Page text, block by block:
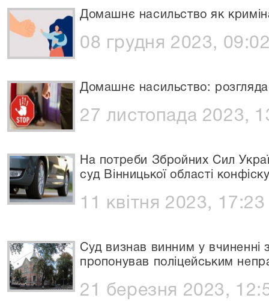
Домашнє насильство як
08 грудня 2023,
Домашнє насильство:
27 листопада 2023,
На потреби Збройних Сил
суд Вінницької області
11 квітня 2023, 17:23
Суд визнав винним у вчиненні
пропонував поліцейським
21 березня 2023,